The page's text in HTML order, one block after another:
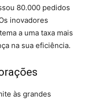
80.000 pedidos
inovadores
a uma taxa mais
na sua eficiência.
às grandes